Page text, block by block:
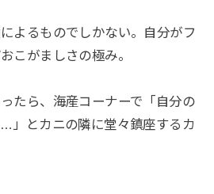
よるものでしかない。自分がフ
こがましさの極み。
たら、海産コーナーで「自分の
」とカニの隣に堂々鎮座するカ